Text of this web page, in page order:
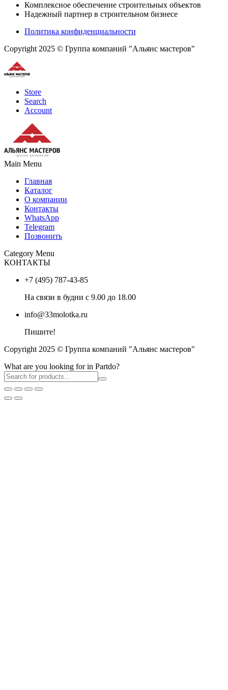
Комплексное обеспечение строительных объектов
Надежный партнер в строительном бизнесе
Политика конфиденциальности
Copyright 2025 © Группа компаний "Альянс мастеров"
Store
Search
Account
Main Menu
Главная
Каталог
О компании
Контакты
WhatsApp
Telegram
Позвонить
Category Menu
КОНТАКТЫ
+7 (495) 787-43-85
На связи в будни с 9.00 до 18.00
info@33molotka.ru
Пишите!
Copyright 2025 © Группа компаний "Альянс мастеров"
What are you looking for in Partdo?